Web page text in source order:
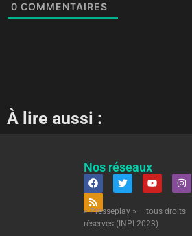
0 COMMENTAIRES
À lire aussi :
Nos réseaux
« Presseplay » – tous droits
réservés (INPI 2023)